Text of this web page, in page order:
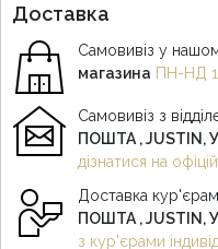
Доставка
Самовивіз у
магазина ПН-НД
Самовивіз з
ПОШТА , JUSTIN,
дізнатися на
Доставка
ПОШТА , JUSTIN,
з кур'єрами